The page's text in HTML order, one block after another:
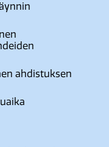
ahdistuksen